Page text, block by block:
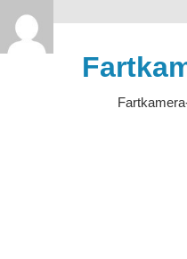
Hoppa
till